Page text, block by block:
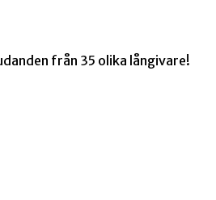
från 35 olika långivare!